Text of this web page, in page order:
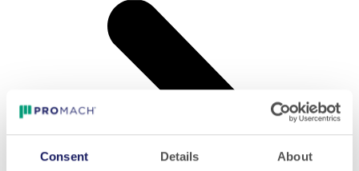
Consent Details About